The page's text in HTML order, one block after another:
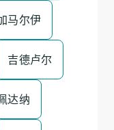
马尔伊
吉德卢尔
达纳